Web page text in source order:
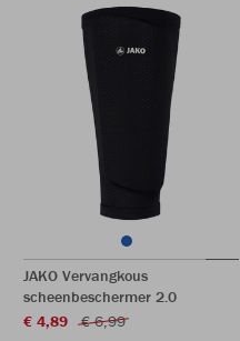
JAKO Vervangkous
scheenbeschermer 2.0
€ 4,89
€ 6,99